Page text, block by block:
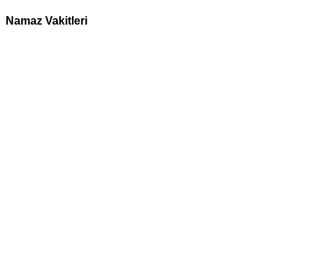
Namaz Vakitleri